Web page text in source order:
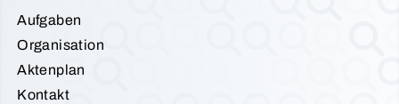
Aufgaben
Organisation
Aktenplan
Kontakt